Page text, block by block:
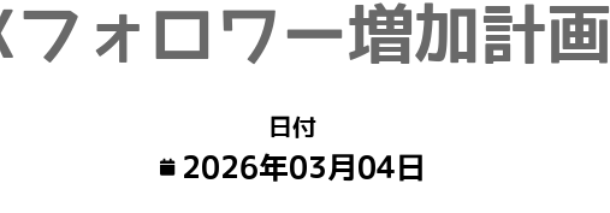
フォロワー増加計画
日付
2026年03月04日